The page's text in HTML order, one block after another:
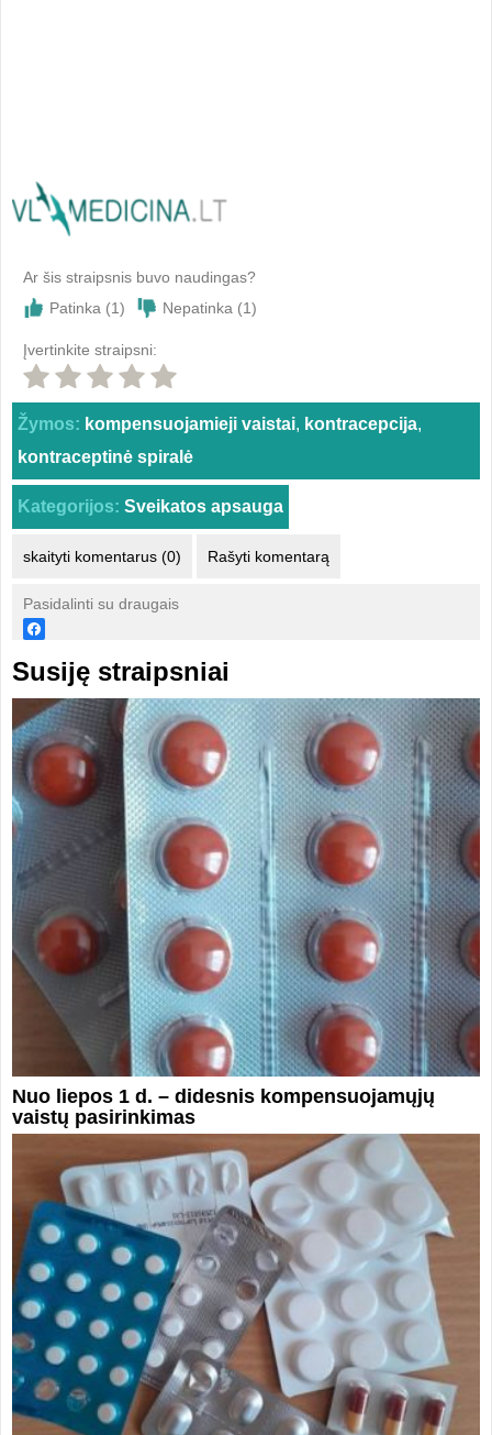
Ar šis straipsnis buvo naudingas?
Patinka (1) Nepatinka (1)
Įvertinkite straipsni:
Žymos: kompensuojamieji vaistai, kontracepcija,
kontraceptinė spiralė
Kategorijos: Sveikatos apsauga
skaityti komentarus (0) Rašyti komentarą
Pasidalinti su draugais
Susiję straipsniai
Nuo liepos 1 d. – didesnis kompensuojamųjų
vaistų pasirinkimas